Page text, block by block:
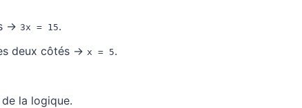
→ 3x = 15.
deux côtés → x = 5.
la logique.